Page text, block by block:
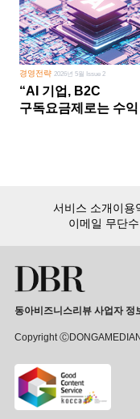
경영전략 2026년 5월 Issue 2
“AI 기업, B2C
구독요금제로는 수
15,000여 건의 DBR 콘텐츠
서비스 소개이용
이메일 무단
동아비즈니스리뷰 사업자 정
Copyright